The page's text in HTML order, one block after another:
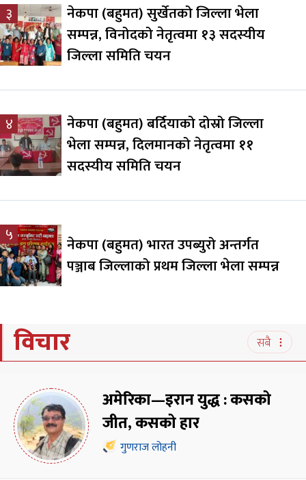
३
नेकपा (बहुमत) सुर्खेतको जिल्ला भेला
सम्पन्न, विनोदको नेतृत्वमा १३ सदस्यीय
जिल्ला समिति चयन
४
नेकपा (बहुमत) बर्दियाको दोस्रो जिल्ला
भेला सम्पन्न, दिलमानको नेतृत्वमा ११
सदस्यीय समिति चयन
५
नेकपा (बहुमत) भारत उपब्युरो अन्तर्गत
पञ्जाब जिल्लाको प्रथम जिल्ला भेला सम्पन्न
विचार सबै
अमेरिका—इरान युद्ध : कसको
जीत, कसको हार
गुणराज लोहनी